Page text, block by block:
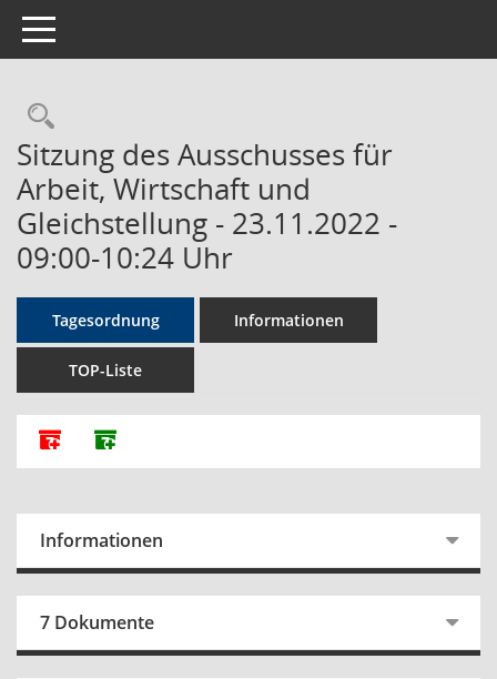
Toggle navigation
Rechercheauswahl
Sitzung des Ausschusses für
Arbeit, Wirtschaft und
Gleichstellung - 23.11.2022 -
09:00-10:24 Uhr
Tagesordnung Informationen
TOP-Liste
Alle Dokumente zu dieser Sitzung zusammenfassen
Dokumente ohne Anlagen zusammenfassen
Informationen
7 Dokumente